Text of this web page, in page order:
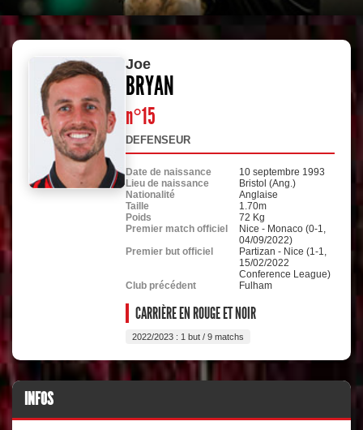
Joe
BRYAN
n°15
DEFENSEUR
Date de naissance
10 septembre 1993
Lieu de naissance
Bristol (Ang.)
Nationalité
Anglaise
Taille
1.70m
Poids
72 Kg
Premier match officiel
Nice - Monaco (0-1,
04/09/2022)
Premier but officiel
Partizan - Nice (1-1,
15/02/2022
Conference League)
Club précédent
Fulham
CARRIÈRE EN ROUGE ET NOIR
2022/2023 : 1 but / 9 matchs
INFOS